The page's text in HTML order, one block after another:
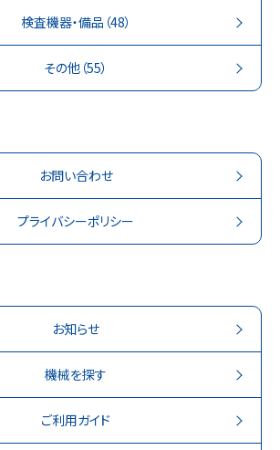
検査機器・備品 （48）
その他 （55）
お問い合わせ
プライバシーポリシー
お知らせ
機械を探す
ご利用ガイド